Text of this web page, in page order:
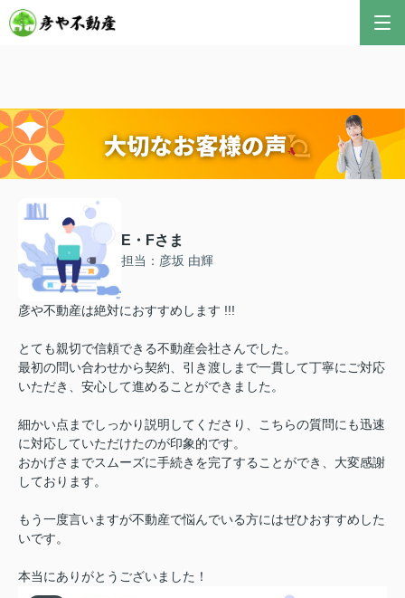
E・Fさま
担当：彦坂 由輝
彦や不動産は絶対におすすめします !!!
とても親切で信頼できる不動産会社さんでした。
最初の問い合わせから契約、引き渡しまで一貫して丁寧にご対応
いただき、安心して進めることができました。
細かい点までしっかり説明してくださり、こちらの質問にも迅速
に対応していただけたのが印象的です。
おかげさまでスムーズに手続きを完了することができ、大変感謝
しております。
もう一度言いますが不動産で悩んでいる方にはぜひおすすめした
いです。
本当にありがとうございました！